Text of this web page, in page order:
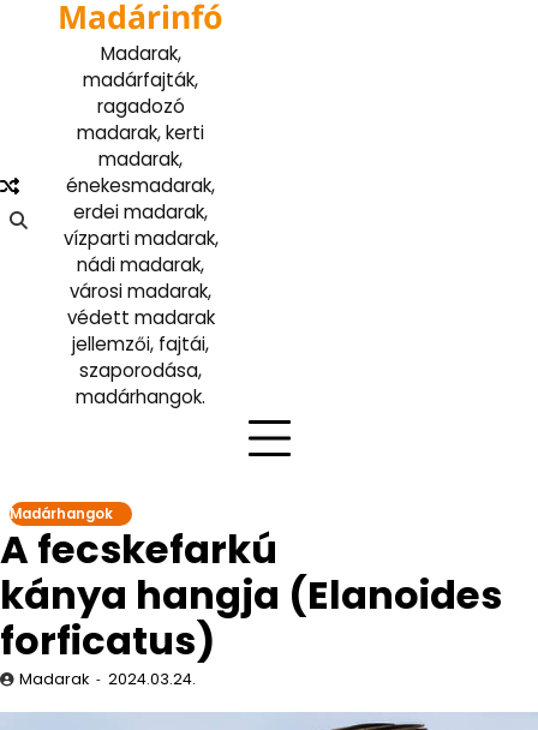
Madárinfó
Madarak,
madárfajták,
ragadozó
madarak, kerti
madarak,
énekesmadarak,
erdei madarak,
vízparti madarak,
nádi madarak,
városi madarak,
védett madarak
jellemzői, fajtái,
szaporodása,
madárhangok.
Madárhangok
A fecskefarkú
kánya hangja (Elanoides
forficatus)
Madarak 2024.03.24.